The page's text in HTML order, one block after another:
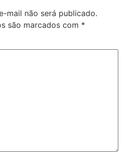
mail não será publicado.
são marcados com *